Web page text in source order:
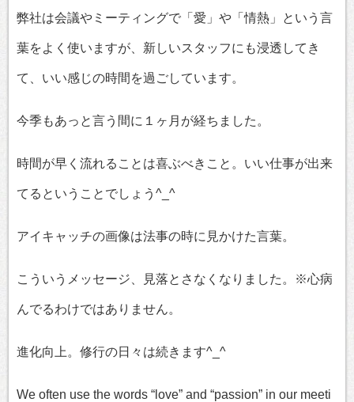
弊社は会議やミーティングで「愛」や「情熱」という言
葉をよく使いますが、新しいスタッフにも浸透してき
て、いい感じの時間を過ごしています。
今季もあっと言う間に１ヶ月が経ちました。
時間が早く流れることは喜ぶべきこと。いい仕事が出来
てるということでしょう^_^
アイキャッチの画像は法事の時に見かけた言葉。
こういうメッセージ、見落とさなくなりました。※心病
んでるわけではありません。
進化向上。修行の日々は続きます^_^
We often use the words “love” and “passion” in our meeti